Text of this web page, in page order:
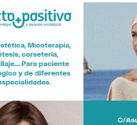
de San Benito